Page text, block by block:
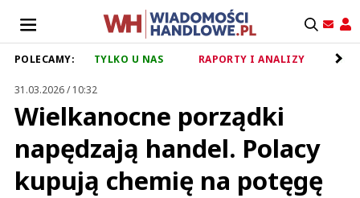
POLECAMY: TYLKO U NAS RAPORTY I ANALIZY
31.03.2026 / 10:32
Wielkanocne porządki
napędzają handel. Polacy
kupują chemię na potęgę